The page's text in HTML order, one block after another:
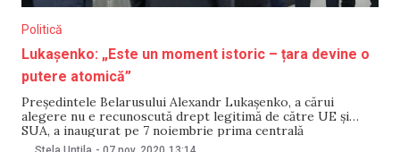
Politică
Lukașenko: „Este un moment istoric – țara devine o
putere atomică”
Președintele Belarusului Alexandr Lukașenko, a cărui
alegere nu e recunoscută drept legitimă de către UE și
SUA, a inaugurat pe 7 noiembrie prima centrală
atomoelectrică din țară. Acesta a declarat că evenimentul